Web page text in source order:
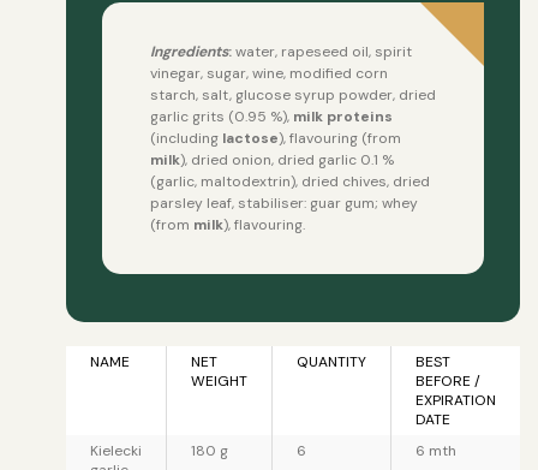
Ingredients:water, rapeseed oil, spirit
vinegar, sugar, wine, modified corn
starch, salt, glucose syrup powder, dried
garlic grits (0.95 %), milk proteins
(including lactose), flavouring (from
milk), dried onion, dried garlic 0.1 %
(garlic, maltodextrin), dried chives, dried
parsley leaf, stabiliser: guar gum; whey
(from milk), flavouring.
NAME
NET
WEIGHT
QUANTITY
BEST
BEFORE /
EXPIRATION
DATE
Kielecki
180 g 6 6 mth